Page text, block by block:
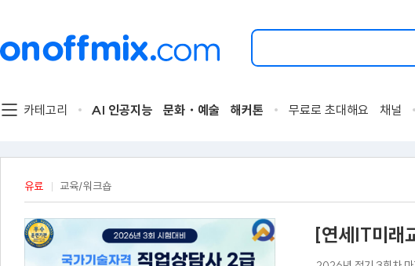
검
할
트
를
해
요.
카테고리 AI 인공지능 문화・예술 해커톤 무료로 초대해요 채널
유료 교육/워크숍
[연세IT미래